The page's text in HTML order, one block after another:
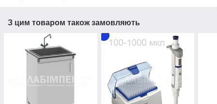
З цим товаром також замовляють